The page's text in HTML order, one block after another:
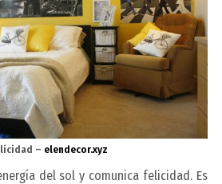
– elendecor.xyz
del sol y comunica felicidad. Es